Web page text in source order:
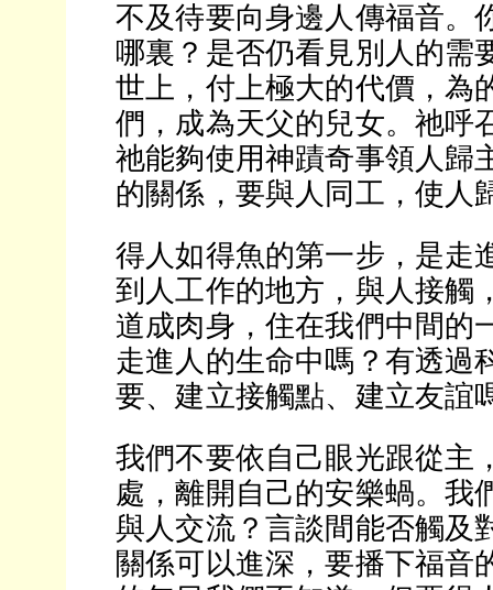
不及待要向身邊人傳福音。
哪裏？是否仍看見別人的需
世上，付上極大的代價，為
們，成為天父的兒女。祂呼
祂能夠使用神蹟奇事領人歸
的關係，要與人同工，使人
得人如得魚的第一步，是走
到人工作的地方，與人接觸
道成肉身，住在我們中間的
走進人的生命中嗎？有透過
要、建立接觸點、建立友誼
我們不要依自己眼光跟從主
處，離開自己的安樂蝸。我
與人交流？言談間能否觸及
關係可以進深，要播下福音